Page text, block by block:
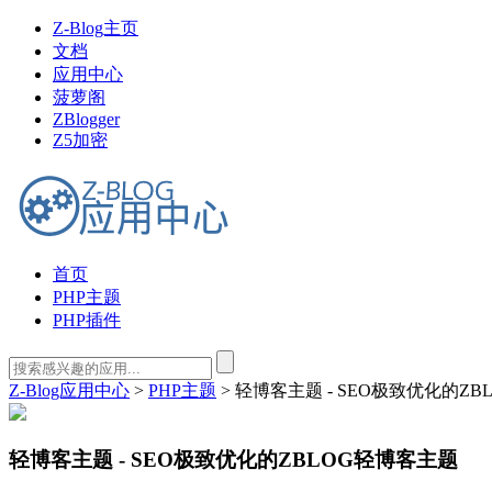
Z-Blog主页
文档
应用中心
菠萝阁
ZBlogger
Z5加密
首页
PHP主题
PHP插件
Z-Blog应用中心 > PHP主题 > 轻博客主题 - SEO极致优化的
轻博客主题 - SEO极致优化的ZBLOG轻博客主题